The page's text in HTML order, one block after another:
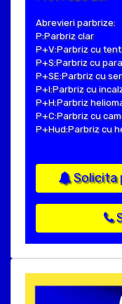
Abrevieri parbrize:
P:Parbriz clar
P+V:Parbriz cu
P+S:Parbriz cu
P+SE:Parbriz cu
P+I:Parbriz cu
P+H:Parbriz
P+C:Parbriz cu
P+Hud:Parbriz cu
Solicita